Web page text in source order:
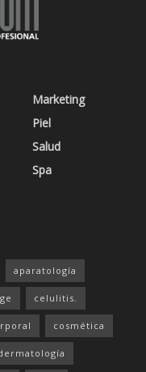
Marketing
Piel
Salud
Spa
aparatología
celulitis.
cosmética